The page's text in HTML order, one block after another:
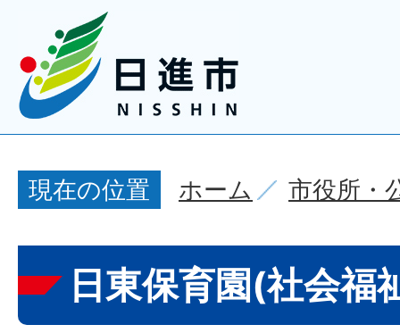
現在の位置 ホーム 市役所・
日東保育園(社会福